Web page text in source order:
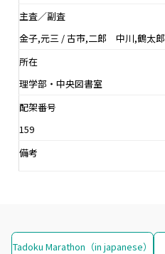
主査／副査
金子,元三 / 古市,二郎 中川,鶴太郎
所在
理学部・中央図書室
配架番号
159
備考
Tadoku Marathon（in japanese）